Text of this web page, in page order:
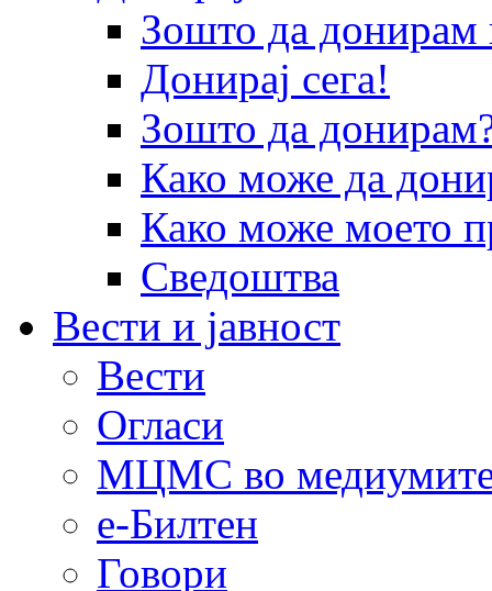
Зошто да
Донирај сега!
Зошто да
Како може да
Како може моето
Сведоштва
Вести и јавност
Вести
Огласи
МЦМС во
е-Билтен
Говори